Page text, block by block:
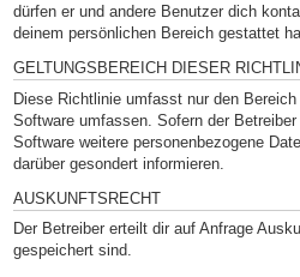
dürfen er und andere Benutzer dich
deinem persönlichen Bereich gestattet
GELTUNGSBEREICH DIESER
Diese Richtlinie umfasst nur den
Software umfassen. Sofern der
Software weitere personenbezogene
darüber gesondert informieren.
AUSKUNFTSRECHT
Der Betreiber erteilt dir auf Anfrage
gespeichert sind.